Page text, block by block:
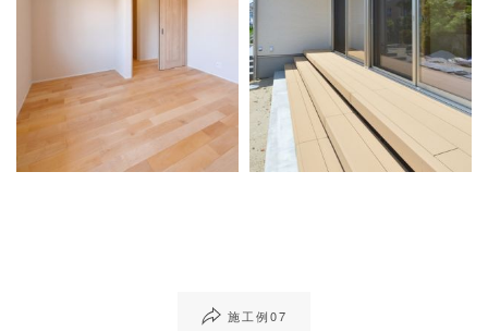
施工例07